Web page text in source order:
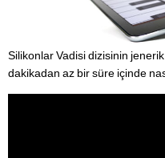
Silikonlar Vadisi dizisinin
dakikadan az bir süre içinde